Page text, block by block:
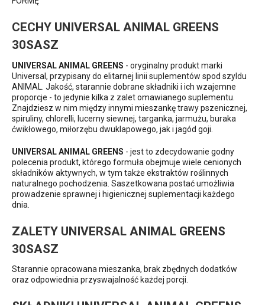
CECHY UNIVERSAL ANIMAL GREENS
30SASZ
UNIVERSAL ANIMAL GREENS - oryginalny produkt marki
Universal, przypisany do elitarnej linii suplementów spod szyldu
ANIMAL. Jakość, starannie dobrane składniki i ich wzajemne
proporcje - to jedynie kilka z zalet omawianego suplementu.
Znajdziesz w nim między innymi mieszankę trawy pszenicznej,
spiruliny, chlorelli, lucerny siewnej, targanka, jarmużu, buraka
ćwikłowego, miłorzębu dwuklapowego, jak i jagód goji.
UNIVERSAL ANIMAL GREENS - jest to zdecydowanie godny
polecenia produkt, którego formuła obejmuje wiele cenionych
składników aktywnych, w tym także ekstraktów roślinnych
naturalnego pochodzenia. Saszetkowana postać umożliwia
prowadzenie sprawnej i higienicznej suplementacji każdego
dnia.
ZALETY UNIVERSAL ANIMAL GREENS
30SASZ
Starannie opracowana mieszanka, brak zbędnych dodatków
oraz odpowiednia przyswajalność każdej porcji.